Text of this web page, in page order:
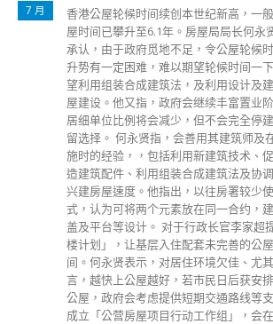
7 月
香港公屋轮候时间续创本世纪新高，一般申
屋时间已攀升至6.1年。房屋局局长何永贤
承认，由于政府觅地不足，令公屋轮候时间
升势有一定困难，难以期望轮候时间一下子
望利用组装合成建筑法，及利用设计及建造
屋建设。他又指，政府会继续丰富置业阶梯
居细单位比例将会减少，但不会完全停建，
留选择。 何永贤指，会善用其建筑师及在
施时的经验，，包括利用新建筑技术、促进
造建筑配件、利用组装合成建筑法及协调跨
兴建房屋速度。他指出，以往房署较少使用
式，认为可将两个元素放在同一合约，建造
盖及平台等设计。 对于行政长官李家超提
楼计划」，让基层入住配套未完善的公屋，
间。何永贤表示，对居住环境欠佳、尤其住
言，越快上公屋越好，若市民日后获安排入
公屋，政府会考虑提供短期交通路线等支援
成立「公营房屋项目行动工作组」，会在本